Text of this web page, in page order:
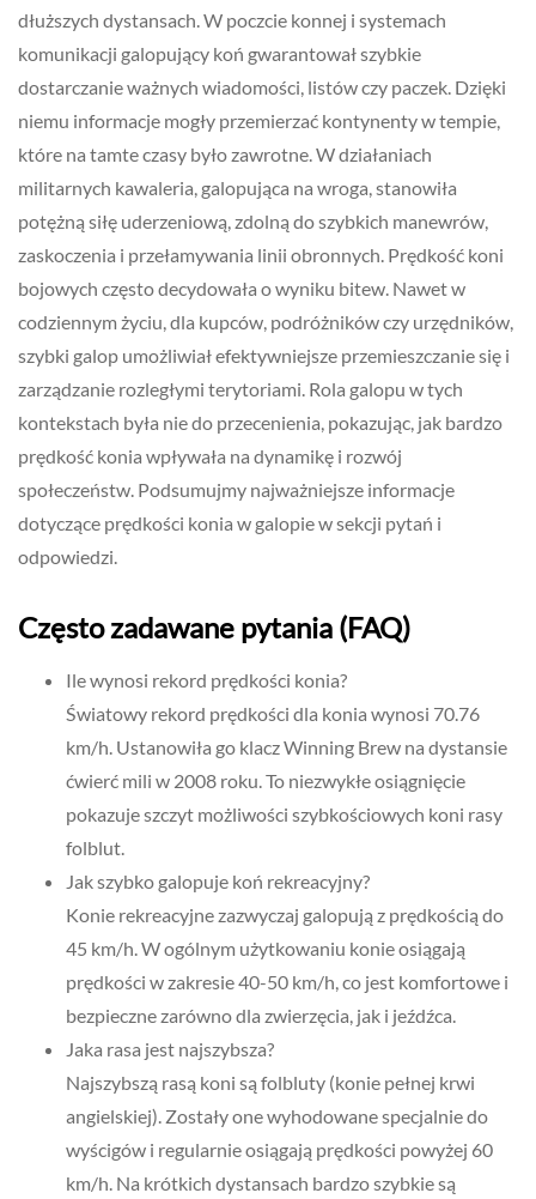
dłuższych dystansach. W poczcie konnej i systemach
komunikacji galopujący koń gwarantował szybkie
dostarczanie ważnych wiadomości, listów czy paczek. Dzięki
niemu informacje mogły przemierzać kontynenty w tempie,
które na tamte czasy było zawrotne. W działaniach
militarnych kawaleria, galopująca na wroga, stanowiła
potężną siłę uderzeniową, zdolną do szybkich manewrów,
zaskoczenia i przełamywania linii obronnych. Prędkość koni
bojowych często decydowała o wyniku bitew. Nawet w
codziennym życiu, dla kupców, podróżników czy urzędników,
szybki galop umożliwiał efektywniejsze przemieszczanie się i
zarządzanie rozległymi terytoriami. Rola galopu w tych
kontekstach była nie do przecenienia, pokazując, jak bardzo
prędkość konia wpływała na dynamikę i rozwój
społeczeństw. Podsumujmy najważniejsze informacje
dotyczące prędkości konia w galopie w sekcji pytań i
odpowiedzi.
Często zadawane pytania (FAQ)
Ile wynosi rekord prędkości konia?
Światowy rekord prędkości dla konia wynosi 70.76
km/h. Ustanowiła go klacz Winning Brew na dystansie
ćwierć mili w 2008 roku. To niezwykłe osiągnięcie
pokazuje szczyt możliwości szybkościowych koni rasy
folblut.
Jak szybko galopuje koń rekreacyjny?
Konie rekreacyjne zazwyczaj galopują z prędkością do
45 km/h. W ogólnym użytkowaniu konie osiągają
prędkości w zakresie 40-50 km/h, co jest komfortowe i
bezpieczne zarówno dla zwierzęcia, jak i jeźdźca.
Jaka rasa jest najszybsza?
Najszybszą rasą koni są folbluty (konie pełnej krwi
angielskiej). Zostały one wyhodowane specjalnie do
wyścigów i regularnie osiągają prędkości powyżej 60
km/h. Na krótkich dystansach bardzo szybkie są